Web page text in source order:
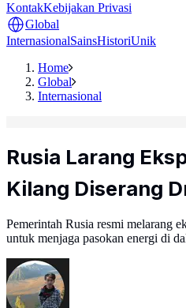
KontakKebijakan Privasi
Global
InternasionalSainsHistoriUnik
Home
Global
Internasional
Rusia Larang
Kilang Diserang
Pemerintah Rusia resmi melarang
untuk menjaga pasokan energi di